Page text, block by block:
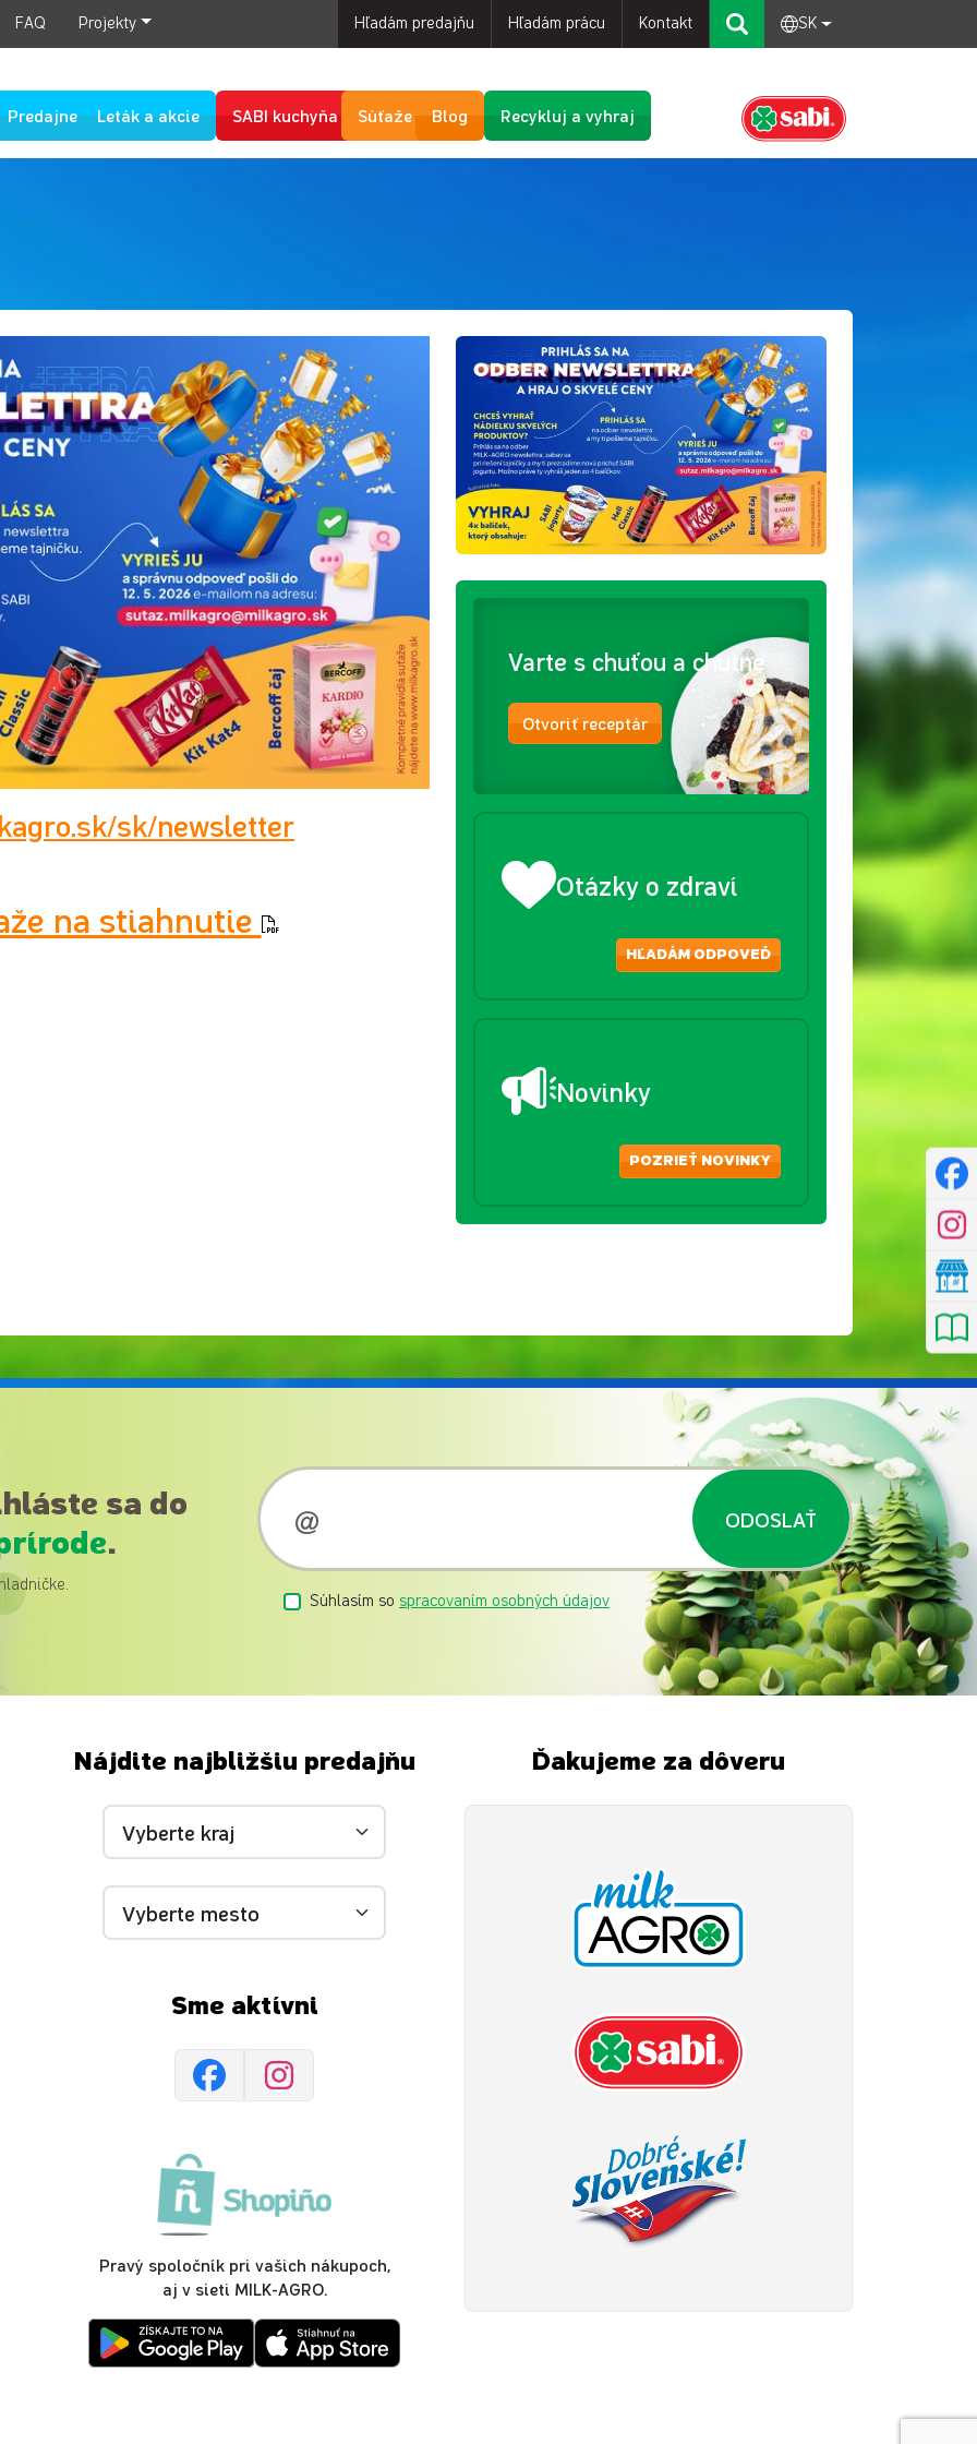
FAQ Projekty Hľadám predajňu Hľadám prácu Kontakt SK
Predajne Leták a akcie SABI kuchyňa Súťaže Blog Recykluj a vyhraj
sk/newsletter
na stiahnutie
Varte s chuťou a chutne
Otvoriť receptár
Otázky o zdraví
HĽADÁM ODPOVEĎ
Novinky
POZRIEŤ NOVINKY
sa do
.
ODOSLAŤ
Súhlasím so spracovaním osobných údajov
Nájdite najbližšiu predajňu
Sme aktívni
Pravý spoločník pri vašich nákupoch,
aj v sieti MILK-AGRO.
Ďakujeme za dôveru